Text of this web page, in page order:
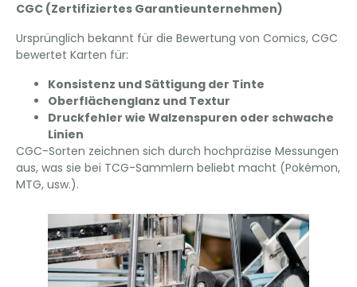
CGC (Zertifiziertes Garantieunternehmen)
Ursprünglich bekannt für die Bewertung von Comics, CGC
bewertet Karten für:
Konsistenz und Sättigung der Tinte
Oberflächenglanz und Textur
Druckfehler wie Walzenspuren oder schwache
Linien
CGC-Sorten zeichnen sich durch hochpräzise Messungen
aus, was sie bei TCG-Sammlern beliebt macht (Pokémon,
MTG, usw.).